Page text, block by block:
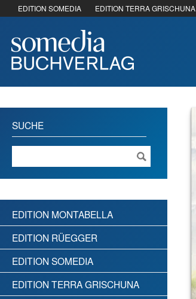
EDITION SOMEDIA EDITION TERRA GRISCHUNA
SUCHE
EDITION MONTABELLA
EDITION RÜEGGER
EDITION SOMEDIA
EDITION TERRA GRISCHUNA